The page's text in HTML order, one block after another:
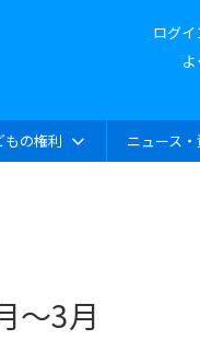
ログ
もの権利 ニュース
～3月